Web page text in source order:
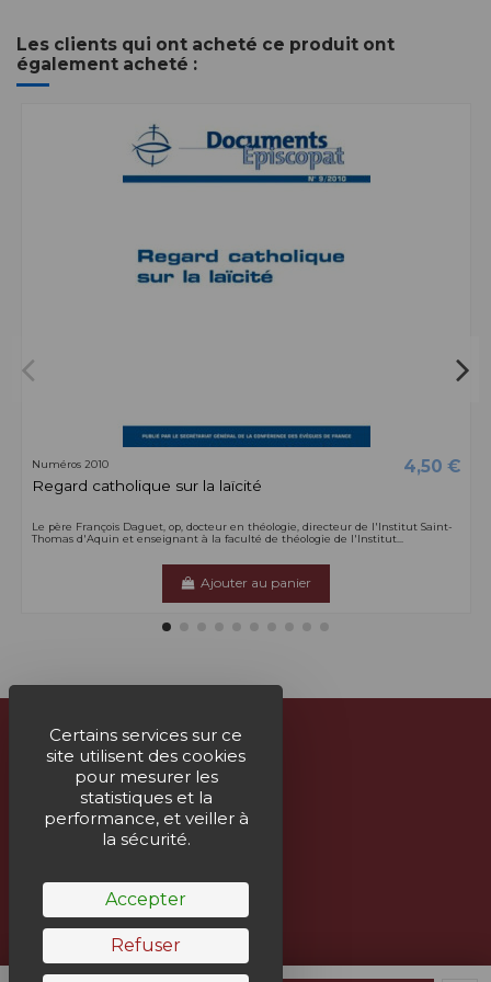
Certains services sur ce
site utilisent des cookies
pour mesurer les
statistiques et la
performance, et veiller à
la sécurité.
Accepter
Refuser
Les clients qui ont acheté ce produit ont
également acheté :
Numéros 2010 4,50 €
Regard catholique sur la laïcité
Le père François Daguet, op, docteur en théologie, directeur de l'Institut Saint-
Thomas d'Aquin et enseignant à la faculté de théologie de l'Institut...
Ajouter au panier
À propos
Nous contacter
Bulletin